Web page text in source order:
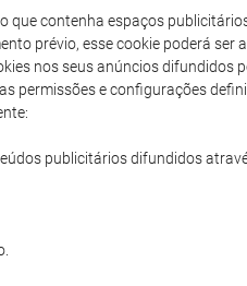
contenha espaços
prévio, esse cookie poderá
nos seus anúncios
permissões e configurações
publicitários difundidos